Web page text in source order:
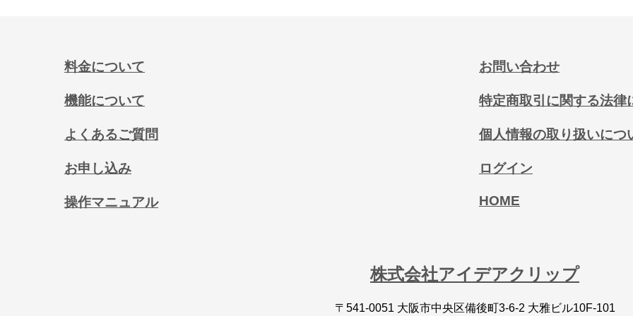
料金について
機能について
よくあるご質問
お申し込み
操作マニュアル
お問い合わせ
特定商取引に関する法律
個人情報の取り扱いにつ
ログイン
HOME
株式会社アイデアクリップ
〒541-0051 大阪市中央区備後町3-6-2 大雅ビル10F-101